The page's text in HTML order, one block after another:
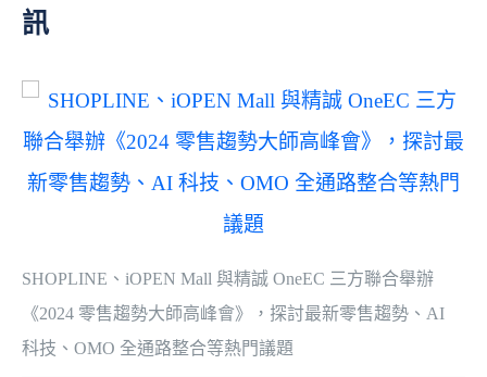
訊
SHOPLINE、iOPEN Mall 與精誠 OneEC 三方聯合舉辦
《2024 零售趨勢大師高峰會》，探討最新零售趨勢、AI
科技、OMO 全通路整合等熱門議題